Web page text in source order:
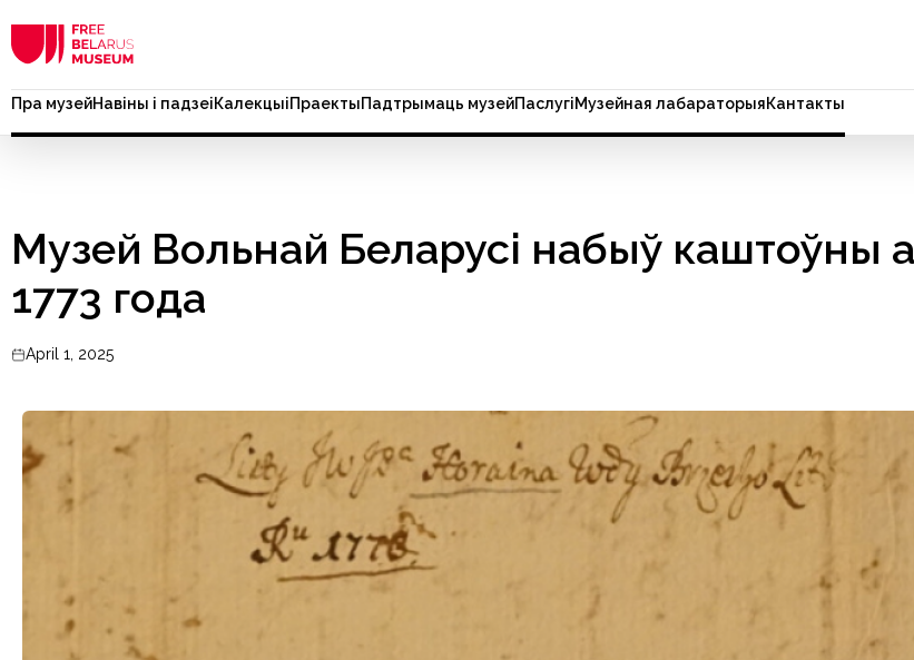
Пра музейНавіны і падзеіКалекцыіПраектыПадтрымаць музейПаслугiМузейная лабараторыяКантакты
Музей Вольнай Беларусі набыў каштоўны
1773 года
April 1, 2025